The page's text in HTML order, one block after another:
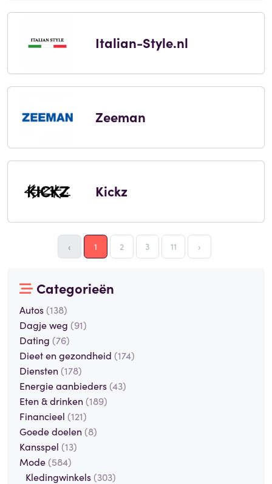
Italian-Style.nl
Zeeman
Kickz
‹ 1 2 3 11 ›
Categorieën
Autos (138)
Dagje weg (91)
Dating (76)
Dieet en gezondheid (174)
Diensten (178)
Energie aanbieders (43)
Eten & drinken (189)
Financieel (121)
Goede doelen (8)
Kansspel (13)
Mode (584)
Kledingwinkels (303)